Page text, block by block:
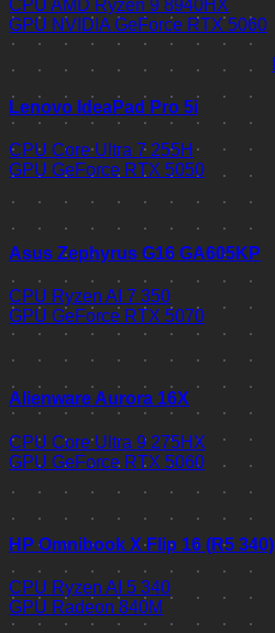
CPU AMD Ryzen 9 8940HX
GPU NVIDIA GeForce RTX 5060
Lenovo IdeaPad Pro 5i
CPU Core Ultra 7 255H
GPU GeForce RTX 5050
Asus Zephyrus G16 GA605KP
CPU Ryzen AI 7 350
GPU GeForce RTX 5070
Alienware Aurora 16X
CPU Core Ultra 9 275HX
GPU GeForce RTX 5060
HP Omnibook X Flip 16 (R5 340)
CPU Ryzen AI 5 340
GPU Radeon 840M